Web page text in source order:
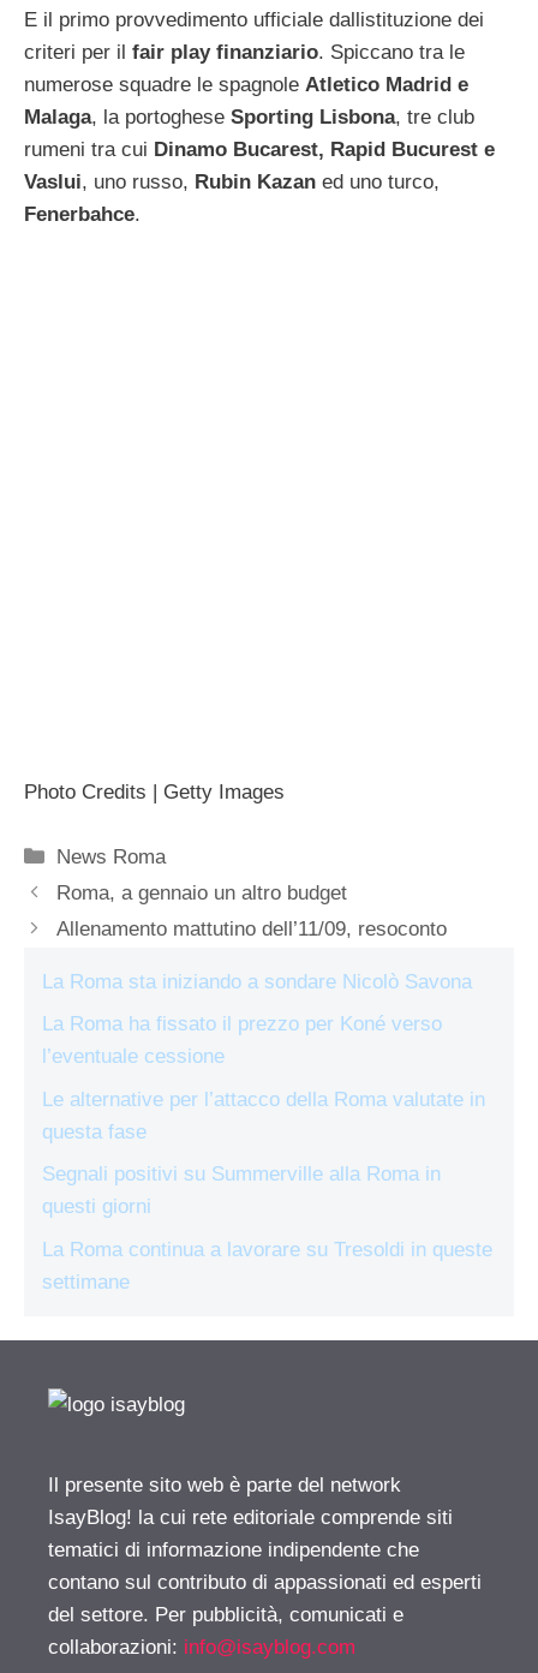
E il primo provvedimento ufficiale dallistituzione dei
criteri per il fair play finanziario. Spiccano tra le
numerose squadre le spagnole Atletico Madrid e
Malaga, la portoghese Sporting Lisbona, tre club
rumeni tra cui Dinamo Bucarest, Rapid Bucurest e
Vaslui, uno russo, Rubin Kazan ed uno turco,
Fenerbahce.
Photo Credits | Getty Images
Categorie
News Roma
Roma, a gennaio un altro budget
Allenamento mattutino dell’11/09, resoconto
La Roma sta iniziando a sondare Nicolò Savona
La Roma ha fissato il prezzo per Koné verso
l’eventuale cessione
Le alternative per l’attacco della Roma valutate in
questa fase
Segnali positivi su Summerville alla Roma in
questi giorni
La Roma continua a lavorare su Tresoldi in queste
settimane
Il presente sito web è parte del network
IsayBlog! la cui rete editoriale comprende siti
tematici di informazione indipendente che
contano sul contributo di appassionati ed esperti
del settore. Per pubblicità, comunicati e
collaborazioni: info@isayblog.com